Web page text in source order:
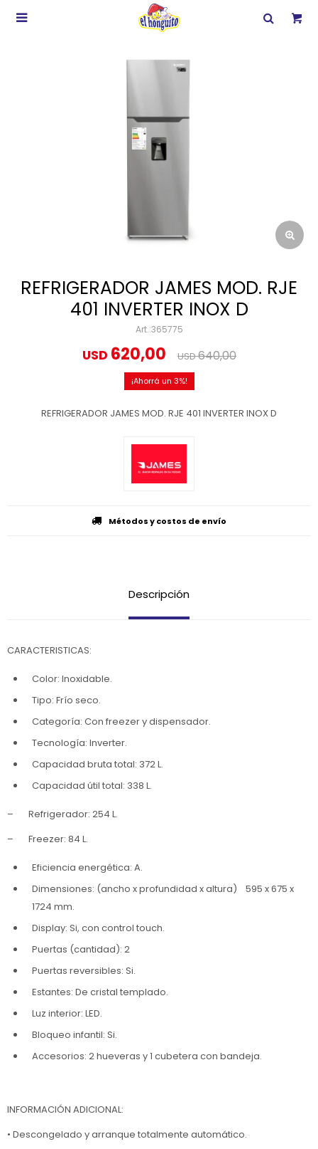

REFRIGERADOR JAMES MOD. RJE
401 INVERTER INOX D
365775
USD 620,00 USD640,00
3
REFRIGERADOR JAMES MOD. RJE 401 INVERTER INOX D
Métodos y costos de envío
Descripción
CARACTERISTICAS:
Color: Inoxidable.
Tipo: Frío seco.
Categoría: Con freezer y dispensador.
Tecnología: Inverter.
Capacidad bruta total: 372 L.
Capacidad útil total: 338 L.
– Refrigerador: 254 L.
– Freezer: 84 L.
Eficiencia energética: A.
Dimensiones: (ancho x profundidad x altura) 595 x 675 x
1724 mm.
Display: Si, con control touch.
Puertas (cantidad): 2
Puertas reversibles: Si.
Estantes: De cristal templado.
Luz interior: LED.
Bloqueo infantil: Si.
Accesorios: 2 hueveras y 1 cubetera con bandeja.
INFORMACIÓN ADICIONAL:
• Descongelado y arranque totalmente automático.